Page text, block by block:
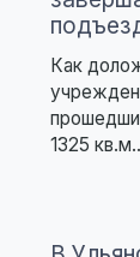
Как
1325